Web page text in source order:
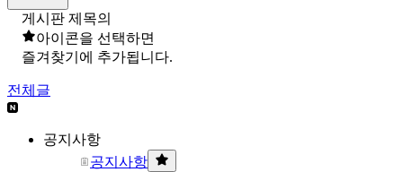
게시판 제목의
아이콘을 선택하면
즐겨찾기에 추가됩니다.
전체글
공지사항
공지사항